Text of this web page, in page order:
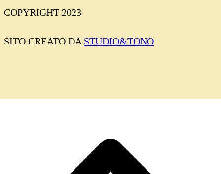
COPYRIGHT 2023
SITO CREATO DA STUDIO&TONO